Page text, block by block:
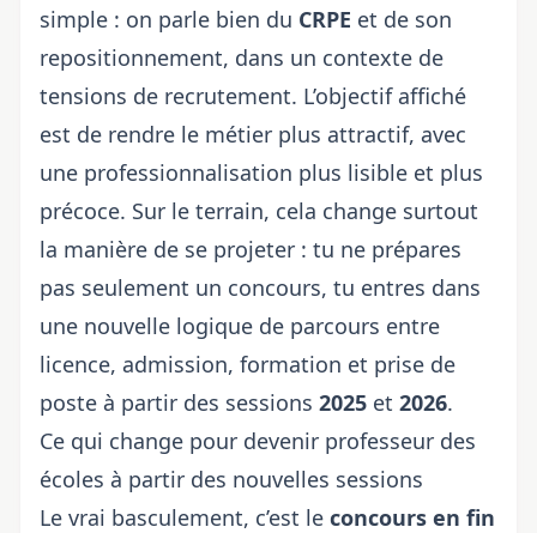
simple : on parle bien du CRPE et de son
repositionnement, dans un contexte de
tensions de recrutement. L’objectif affiché
est de rendre le métier plus attractif, avec
une professionnalisation plus lisible et plus
précoce. Sur le terrain, cela change surtout
la manière de se projeter : tu ne prépares
pas seulement un concours, tu entres dans
une nouvelle logique de parcours entre
licence, admission, formation et prise de
poste à partir des sessions 2025 et 2026.
Ce qui change pour devenir professeur des
écoles à partir des nouvelles sessions
Le vrai basculement, c’est le concours en fin